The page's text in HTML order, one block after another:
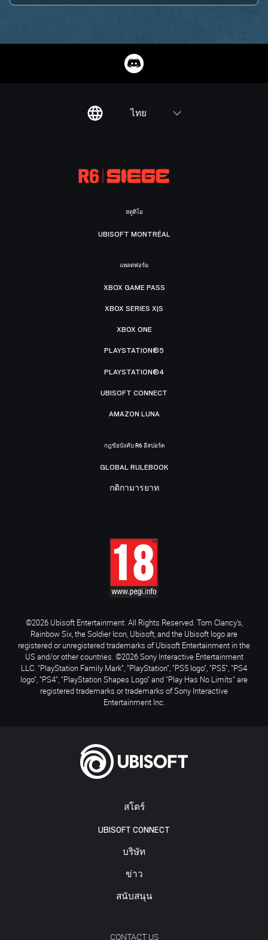
ไทย
สโตร์
UBISOFT CONNECT
บริษัท
ข่าว
สนับสนุน
CONTACT US
สตูดิโอ
UBISOFT MONTRÉAL
แพลตฟอร์ม
XBOX GAME PASS
XBOX SERIES X|S
XBOX ONE
PLAYSTATION®5
PLAYSTATION®4
UBISOFT CONNECT
AMAZON LUNA
กฎข้อบังคับ R6 อีสปอร์ต
GLOBAL RULEBOOK
กติกามารยาท
©2026 Ubisoft Entertainment. All Rights Reserved. Tom Clancy’s,
Rainbow Six, the Soldier Icon, Ubisoft, and the Ubisoft logo are
registered or unregistered trademarks of Ubisoft Entertainment in the
US and/or other countries. ©2026 Sony Interactive Entertainment
LLC. "PlayStation Family Mark", "PlayStation", "PS5 logo", "PS5", "PS4
logo", "PS4", "PlayStation Shapes Logo" and "Play Has No Limits" are
registered trademarks or trademarks of Sony Interactive
Entertainment Inc.